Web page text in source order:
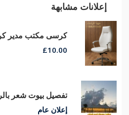
إعلانات مشابهة
£10.00
إعلان عام